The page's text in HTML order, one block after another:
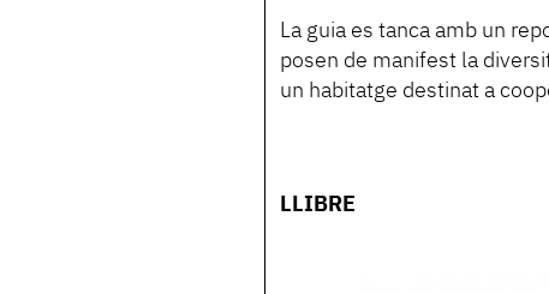
La guia es tanca amb un
posen de manifest la
un habitatge destinat a
LLIBRE